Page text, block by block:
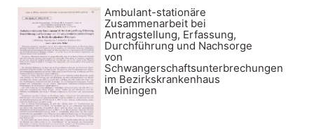
Ambulant-stationäre
Zusammenarbeit bei
Antragstellung, Erfassung,
Durchführung und Nachsorge
von
Schwangerschaftsunterbrechungen
im Bezirkskrankenhaus
Meiningen